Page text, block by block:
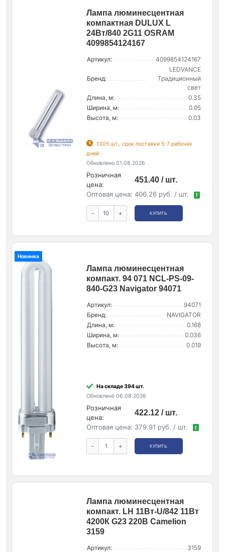
Лампа люминесцентная
компактная DULUX L
24Вт/840 2G11 OSRAM
4099854124167
Артикул: 4099854124167
Бренд:
LEDVANCE
Традиционный
свет
Длина, м:
0.35
Ширина, м:
0.05
Высота, м:
0.03
1305 шт., срок поставки 5-7 рабочих
дней
Обновлено 01.08.2026
Розничная
цена:
451.40 / шт.
Оптовая цена: 406.26 руб. / шт. !
- + КУПИТЬ
Новинка
Лампа люминесцентная
компакт. 94 071 NCL-PS-09-
840-G23 Navigator 94071
Артикул:
94071
Бренд:
NAVIGATOR
Длина, м:
0.168
Ширина, м:
0.036
Высота, м:
0.019
На складе 394 шт.
Обновлено 06.08.2026
Розничная
цена:
422.12 / шт.
Оптовая цена: 379.91 руб. / шт. !
- + КУПИТЬ
Лампа люминесцентная
компакт. LH 11Вт-U/842 11Вт
4200К G23 220В Camelion
3159
Артикул:
3159